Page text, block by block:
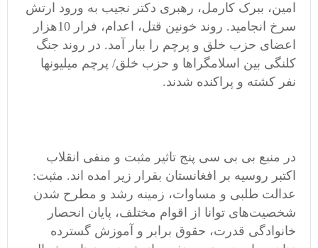
امین، ببرک کارمل، رهبری دکتر نجیب به ورود ارتش
سرخ انجامید. روند خونین قتل، اعدام، فرار 10هزار
اعضای حزب خلق و پرچم را ببار آمد. در روند جنگ
کلنگی بین اسلامگراها و حزب خلق/ پرچم میلیونها
نفر کشته و پراکنده شدند.
در منبع بی بی سی پنج تاثیر مثبت و منفی انقلاب
اکتبر روسیه بر افغانستان بقرار زیر امده اند. مثبت:
عدالت طلبی و مساوات، زمینه رشد و مطرح شدن
شخصیت‌های توانا از اقوام مختلف، پایان انحصار
خانوادگی قدرت، حقوق برابر و آموزش گسترده